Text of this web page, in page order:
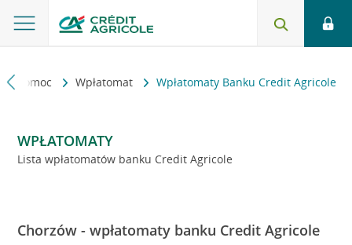
i pomoc Wpłatomat Wpłatomaty Banku Credit Agricole
WPŁATOMATY
Lista wpłatomatów banku Credit Agricole
Chorzów - wpłatomaty banku Credit Agricole